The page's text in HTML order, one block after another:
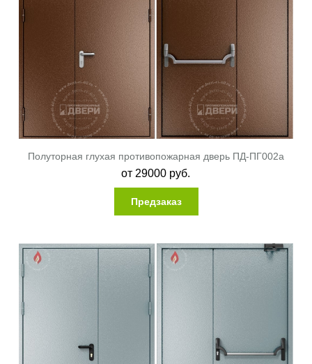
Полуторная глухая противопожарная дверь ПД-ПГ002a
от 29000 руб.
Предзаказ